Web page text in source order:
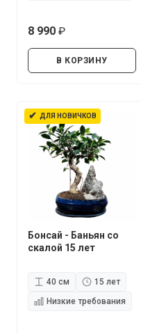
8 990
В КОРЗИНУ
✔ ДЛЯ НОВИЧКОВ
Бонсай - Баньян со
скалой 15 лет
40 см
15 лет
Низкие требования